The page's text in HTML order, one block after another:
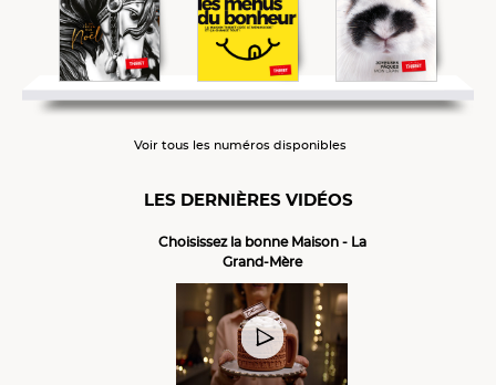
Voir tous les numéros disponibles
LES DERNIÈRES VIDÉOS
Choisissez la bonne Maison - La
Grand-Mère